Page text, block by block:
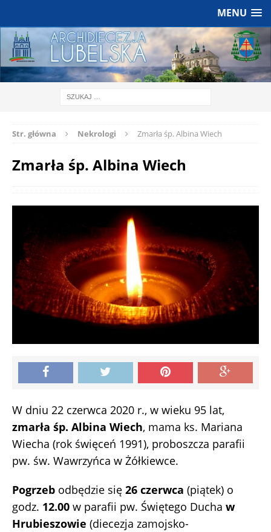
MENU
Str. główna Nekrologi Zmarła śp. Albina Wiech
Zmarła śp. Albina Wiech
W dniu 22 czerwca 2020 r., w wieku 95 lat,
zmarła śp. Albina Wiech, mama ks. Mariana
Wiecha (rok święceń 1991), proboszcza parafii
pw. św. Wawrzyńca w Żółkiewce.
Pogrzeb odbędzie się 26 czerwca (piątek) o
godz. 12.00 w parafii pw. Świętego Ducha w
Hrubieszowie (diecezja zamojsko-